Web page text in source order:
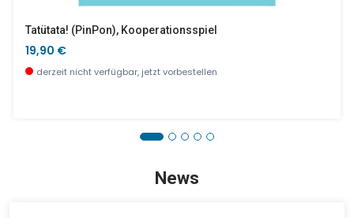
Tatütata! (PinPon), Kooperationsspiel
19,90 €
derzeit nicht verfügbar, jetzt vorbestellen
News